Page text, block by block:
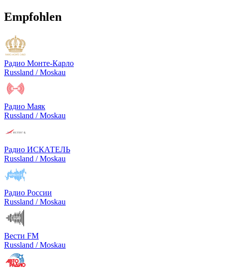
Empfohlen
Радио Монте-Карло
Russland / Moskau
Радио Маяк
Russland / Moskau
Радио ИСКАТЕЛЬ
Russland / Moskau
Радио России
Russland / Moskau
Вести FM
Russland / Moskau